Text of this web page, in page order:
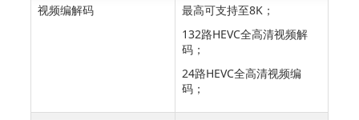
视频编解码
最高可支持至8K；
132路HEVC全高清视频解
码；
24路HEVC全高清视频编
码；